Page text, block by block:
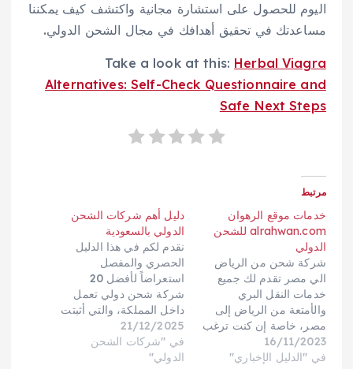
اليوم للحصول على استشارة مجانية واكتشف كيف يمكننا
مساعدتك في تحقيق أهدافك في مجال الشحن الدولي.
Take a look at this: Herbal Viagra
Alternatives: Self-Check Questionnaire and
Safe Next Steps
مرتبط
خدمات موقع الرهوان
alrahwan.com للشحن
الدولي
شركة شحن من الرياض
الي مصر تقدم لك جميع
خدمات النقل البري
والأمتعة من الرياض إلى
مصر، خاصة إن كنت ترغب
في مغادرة الرياض
والاستقرار في نقل عفش
16/11/2023
في "الدليل الإخباري"
دليل أهم شركات الشحن
الدولي بالسعودية
نقدم لكم في هذا الدليل
الحصري والمفصل
استعراضاً لأفضل 20
شركة شحن دولي تعمل
داخل المملكة، والتي أثبتت
كفاءتها في تقديم حلول
شحن بري، بحري، وجوي،
مع التركيز بشكل خاص
21/12/2025
في "شركات الشحن
الدولي"